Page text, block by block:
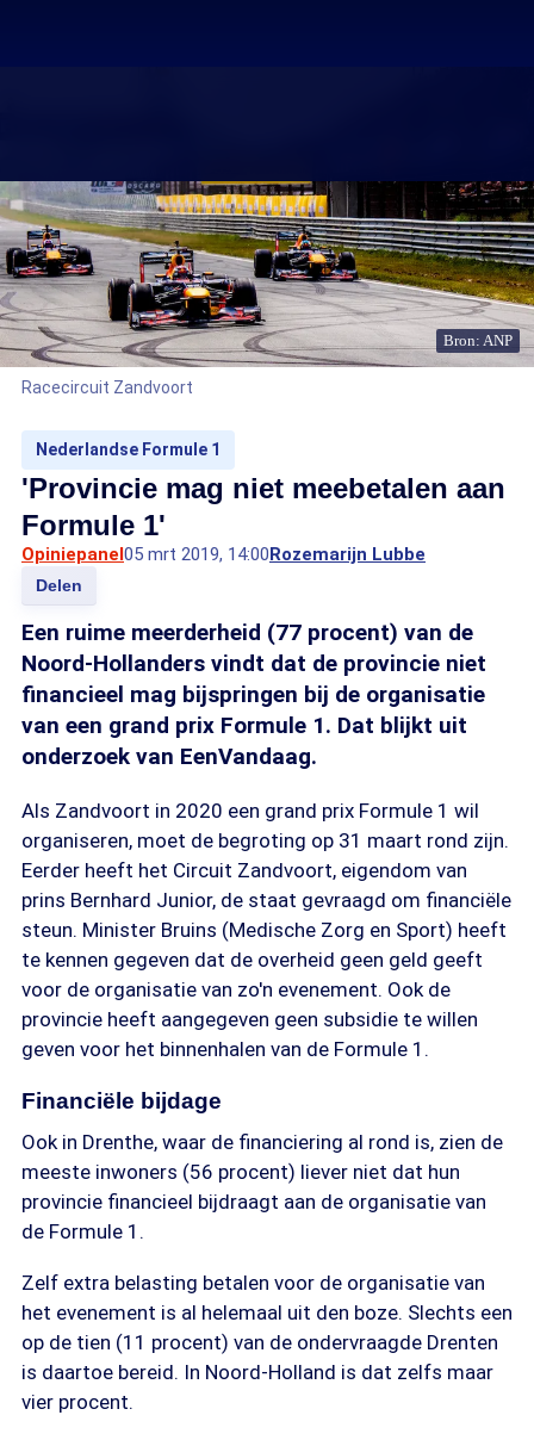
Bron: ANP
Racecircuit Zandvoort
Nederlandse Formule 1
'Provincie mag niet meebetalen aan
Formule 1'
Opiniepanel05 mrt 2019, 14:00Rozemarijn Lubbe
Delen
Een ruime meerderheid (77 procent) van de
Noord-Hollanders vindt dat de provincie niet
financieel mag bijspringen bij de organisatie
van een grand prix Formule 1. Dat blijkt uit
onderzoek van EenVandaag.
Als Zandvoort in 2020 een grand prix Formule 1 wil
organiseren, moet de begroting op 31 maart rond zijn.
Eerder heeft het Circuit Zandvoort, eigendom van
prins Bernhard Junior, de staat gevraagd om financiële
steun. Minister Bruins (Medische Zorg en Sport) heeft
te kennen gegeven dat de overheid geen geld geeft
voor de organisatie van zo'n evenement. Ook de
provincie heeft aangegeven geen subsidie te willen
geven voor het binnenhalen van de Formule 1.
Financiële bijdage
Ook in Drenthe, waar de financiering al rond is, zien de
meeste inwoners (56 procent) liever niet dat hun
provincie financieel bijdraagt aan de organisatie van
de Formule 1.
Zelf extra belasting betalen voor de organisatie van
het evenement is al helemaal uit den boze. Slechts een
op de tien (11 procent) van de ondervraagde Drenten
is daartoe bereid. In Noord-Holland is dat zelfs maar
vier procent.